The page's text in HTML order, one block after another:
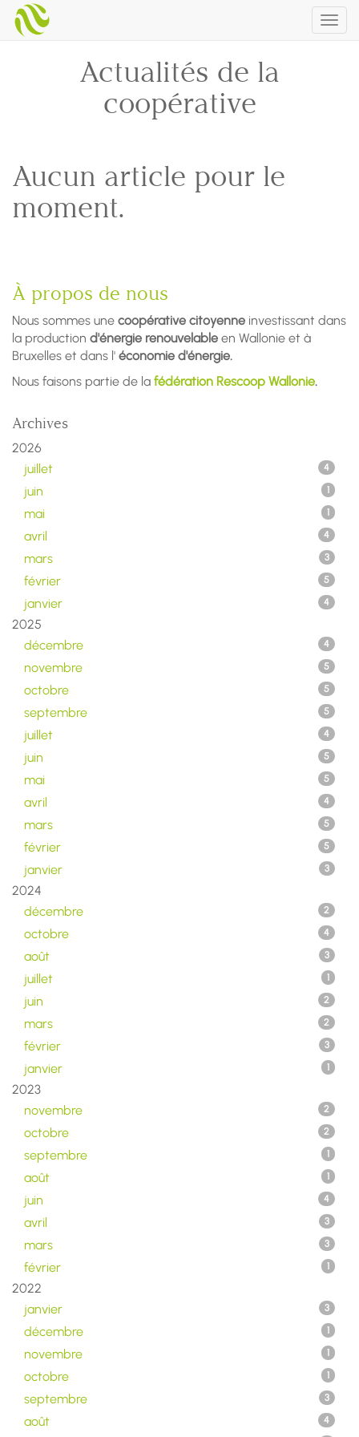
Actualités de la
coopérative
Aucun article pour le
moment.
À propos de nous
Nous sommes une coopérative citoyenne investissant dans
la production d'énergie renouvelable en Wallonie et à
Bruxelles et dans l' économie d'énergie.
Nous faisons partie de la fédération Rescoop Wallonie.
Archives
2026
juillet
4
juin 1
mai 1
avril 4
mars 3
février 5
janvier 4
2025
décembre
4
novembre 5
octobre 5
septembre 5
juillet 4
juin 5
mai 5
avril 4
mars 5
février 5
janvier 3
2024
décembre
2
octobre 4
août 3
juillet 1
juin 2
mars 2
février 3
janvier 1
2023
novembre
2
octobre 2
septembre 1
août 1
juin 4
avril 3
mars 3
février 1
2022
janvier
3
décembre 1
novembre 1
octobre 1
septembre 3
août 4